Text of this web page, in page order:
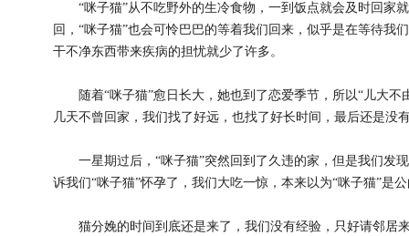
“咪子猫”从不吃野外的生冷食物，一到饭点就会及时回家
回，“咪子猫”也会可怜巴巴的等着我们回来，似乎是在等待我
干不净东西带来疾病的担忧就少了许多。
随着“咪子猫”愈日长大，她也到了恋爱季节，所以“儿大不
几天不曾回家，我们找了好远，也找了好长时间，最后还是没
一星期过后，“咪子猫”突然回到了久违的家，但是我们发现
诉我们“咪子猫”怀孕了，我们大吃一惊，本来以为“咪子猫”是
猫分娩的时间到底还是来了，我们没有经验，只好请邻居